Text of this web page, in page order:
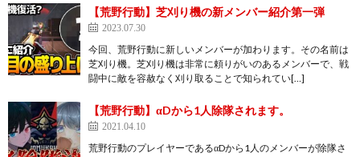
【荒野行動】芝刈り機の新メンバー紹介第一弾
2023.07.30
今回、荒野行動に新しいメンバーが加わります。その名前は
芝刈り機。芝刈り機は非常に頼りがいのあるメンバーで、戦
闘中に敵を容赦なく刈り取ることで知られてい[…]
【荒野行動】αDから1人除隊されます。
2021.04.10
荒野行動のプレイヤーであるαDから1人のメンバーが除隊さ